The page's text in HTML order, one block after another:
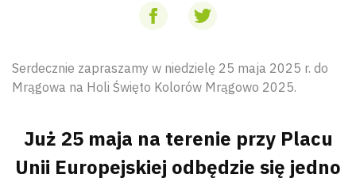
Serdecznie zapraszamy w niedzielę 25 maja 2025 r. do
Mrągowa na Holi Święto Kolorów Mrągowo 2025.
Już 25 maja na terenie przy Placu
Unii Europejskiej odbędzie się jedno